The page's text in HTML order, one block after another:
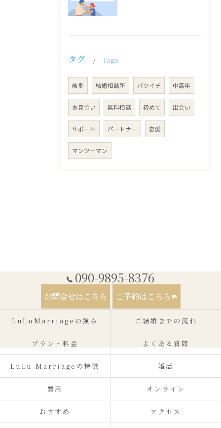
タグ Tags
岐阜 結婚相談所 バツイチ 中高年
お見合い 無料相談 初めて 出会い
サポート パートナー 恋愛
マンツーマン
090-9895-8376
お問合せはこちら ご予約はこちら
LuLuMarriageの強み ご結婚までの流れ
プラン・料金 よくある質問
LuLu Marriageの特徴 婚活
費用 オンライン
おすすめ アクセス